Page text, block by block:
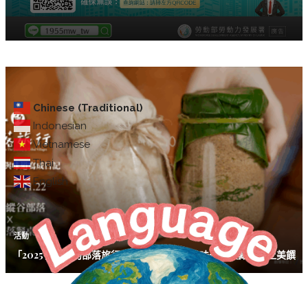
Chinese (Traditional)
Indonesian
Vietnamese
Thai
English
活動
「2025餐桌上的部落旅行」邀你走進部落 品味部落收藏的風土美饌